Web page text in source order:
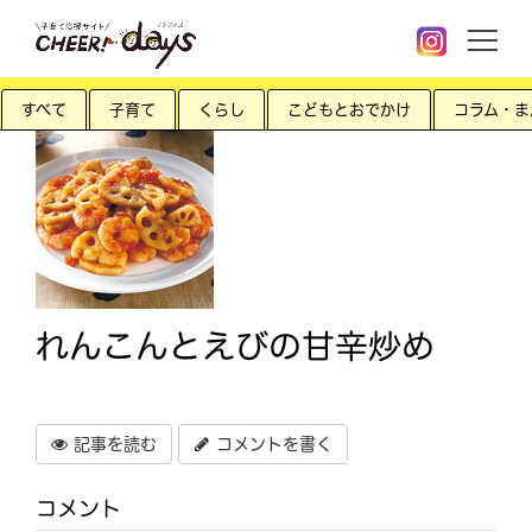
すべて 子育て くらし こどもとおでかけ コラム・
れんこんとえびの甘辛炒め
記事を読む コメントを書く
コメント